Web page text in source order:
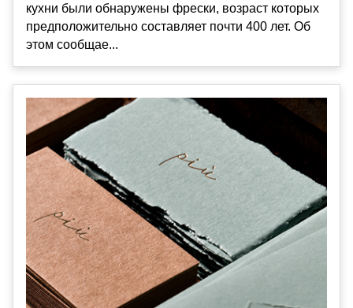
кухни были обнаружены фрески, возраст которых
предположительно составляет почти 400 лет. Об
этом сообщае...